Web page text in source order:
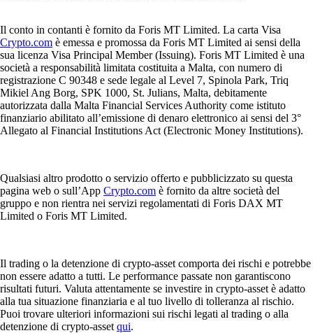
Il conto in contanti è fornito da Foris MT Limited. La carta Visa
Crypto.com è emessa e promossa da Foris MT Limited ai sensi della
sua licenza Visa Principal Member (Issuing). Foris MT Limited è una
società a responsabilità limitata costituita a Malta, con numero di
registrazione C 90348 e sede legale al Level 7, Spinola Park, Triq
Mikiel Ang Borg, SPK 1000, St. Julians, Malta, debitamente
autorizzata dalla Malta Financial Services Authority come istituto
finanziario abilitato all’emissione di denaro elettronico ai sensi del 3°
Allegato al Financial Institutions Act (Electronic Money Institutions).
Qualsiasi altro prodotto o servizio offerto e pubblicizzato su questa
pagina web o sull’App Crypto.com è fornito da altre società del
gruppo e non rientra nei servizi regolamentati di Foris DAX MT
Limited o Foris MT Limited.
Il trading o la detenzione di crypto-asset comporta dei rischi e potrebbe
non essere adatto a tutti. Le performance passate non garantiscono
risultati futuri. Valuta attentamente se investire in crypto-asset è adatto
alla tua situazione finanziaria e al tuo livello di tolleranza al rischio.
Puoi trovare ulteriori informazioni sui rischi legati al trading o alla
detenzione di crypto-asset qui.